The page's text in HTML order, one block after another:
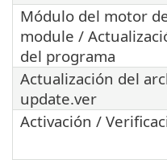
Módulo del motor
module /
del programa
Actualización del
update.ver
Activación /